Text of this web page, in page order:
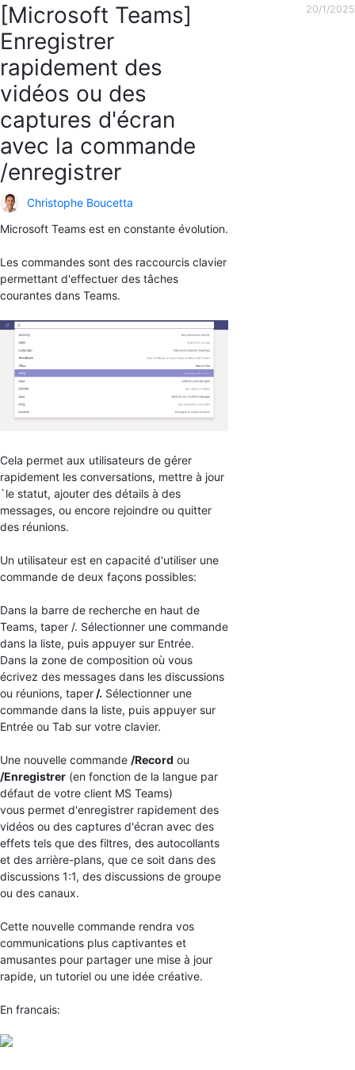
[Microsoft Teams]
Enregistrer
rapidement des
vidéos ou des
captures d'écran
avec la commande
/enregistrer
Christophe Boucetta
Microsoft Teams est en constante évolution.
Les commandes sont des raccourcis clavier
permettant d'effectuer des tâches
courantes dans Teams.
Cela permet aux utilisateurs de gérer
rapidement les conversations, mettre à jour
`le statut, ajouter des détails à des
messages, ou encore rejoindre ou quitter
des réunions.
Un utilisateur est en capacité d'utiliser une
commande de deux façons possibles:
Dans la barre de recherche en haut de
Teams, taper /. Sélectionner une commande
dans la liste, puis appuyer sur Entrée.
Dans la zone de composition où vous
écrivez des messages dans les discussions
ou réunions, taper /. Sélectionner une
commande dans la liste, puis appuyer sur
Entrée ou Tab sur votre clavier.
Une nouvelle commande /Record ou
/Enregistrer (en fonction de la langue par
défaut de votre client MS Teams)
vous permet d'enregistrer rapidement des
vidéos ou des captures d'écran avec des
effets tels que des filtres, des autocollants
et des arrière-plans, que ce soit dans des
discussions 1:1, des discussions de groupe
ou des canaux.
Cette nouvelle commande rendra vos
communications plus captivantes et
amusantes pour partager une mise à jour
rapide, un tutoriel ou une idée créative.
En francais:
20/1/2025